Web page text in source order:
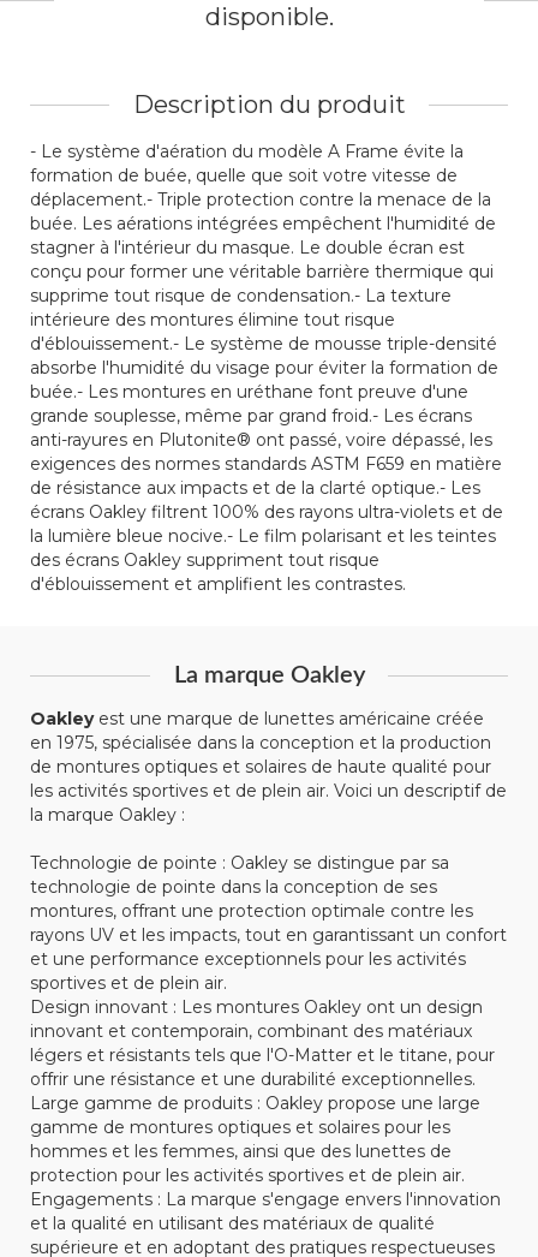
Description du produit
- Le système d'aération du modèle A Frame évite la
formation de buée, quelle que soit votre vitesse de
déplacement.- Triple protection contre la menace de la
buée. Les aérations intégrées empêchent l'humidité de
stagner à l'intérieur du masque. Le double écran est
conçu pour former une véritable barrière thermique qui
supprime tout risque de condensation.- La texture
intérieure des montures élimine tout risque
d'éblouissement.- Le système de mousse triple-densité
absorbe l'humidité du visage pour éviter la formation de
buée.- Les montures en uréthane font preuve d'une
grande souplesse, même par grand froid.- Les écrans
anti-rayures en Plutonite® ont passé, voire dépassé, les
exigences des normes standards ASTM F659 en matière
de résistance aux impacts et de la clarté optique.- Les
écrans Oakley filtrent 100% des rayons ultra-violets et de
la lumière bleue nocive.- Le film polarisant et les teintes
des écrans Oakley suppriment tout risque
d'éblouissement et amplifient les contrastes.
La marque Oakley
Oakleyest une marque de lunettes américaine créée
en 1975, spécialisée dans la conception et la production
de montures optiques et solaires de haute qualité pour
les activités sportives et de plein air. Voici un descriptif de
la marque Oakley :
Technologie de pointe : Oakley se distingue par sa
technologie de pointe dans la conception de ses
montures, offrant une protection optimale contre les
rayons UV et les impacts, tout en garantissant un confort
et une performance exceptionnels pour les activités
sportives et de plein air.
Design innovant : Les montures Oakley ont un design
innovant et contemporain, combinant des matériaux
légers et résistants tels que l'O-Matter et le titane, pour
offrir une résistance et une durabilité exceptionnelles.
Large gamme de produits : Oakley propose une large
gamme de montures optiques et solaires pour les
hommes et les femmes, ainsi que des lunettes de
protection pour les activités sportives et de plein air.
Engagements : La marque s'engage envers l'innovation
et la qualité en utilisant des matériaux de qualité
supérieure et en adoptant des pratiques respectueuses
disponible.